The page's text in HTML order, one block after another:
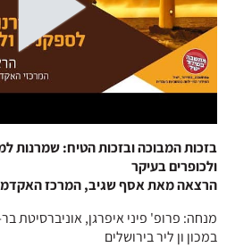
בזכות המבוכה ובזכות הטיח: שמרנות
ולכופרים בעיקר
הרצאה מאת אסף שגיב, המרכז
מנחה: פרופ' פיני איפרגן, אוניברסיטת
במכון ון ליר בירושלים